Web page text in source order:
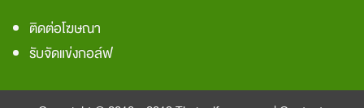
ติดต่อโฆษณา
รับจัดแข่งกอล์ฟ